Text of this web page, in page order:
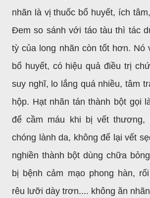
nhãn là vị thuốc bổ huyết, ích
Đem so sánh với táo tàu thì tác
tỳ của long nhãn còn tốt hơn. Nó
bổ huyết, có hiệu quả điều trị
suy nghĩ, lo lắng quá nhiều, tâm
hộp. Hạt nhãn tán thành bột gọi
để cầm máu khi bị vết thương,
chóng lành da, không để lại vết
nghiền thành bột dùng chữa
bị bệnh cảm mạo phong hàn,
rêu lưỡi dày trơn.... không ăn